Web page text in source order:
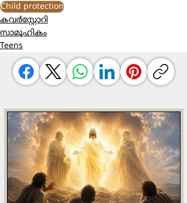
Child protection
കവർസ്റ്റോറി
സാമൂഹികം
Teens